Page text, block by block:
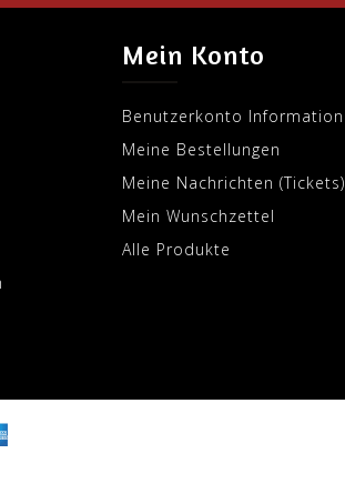
Mein Konto
Benutzerkonto Information
Meine Bestellungen
Meine Nachrichten (Tickets)
Mein Wunschzettel
Alle Produkte